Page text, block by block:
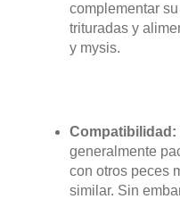
complementar
trituradas y
y mysis.
Compatibilidad:
generalmente
con otros peces
similar. Sin